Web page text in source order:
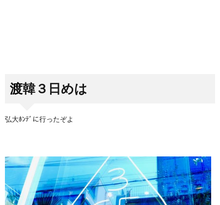
渡韓３日めは
弘大ﾎﾝﾃﾞに行ったぞよ